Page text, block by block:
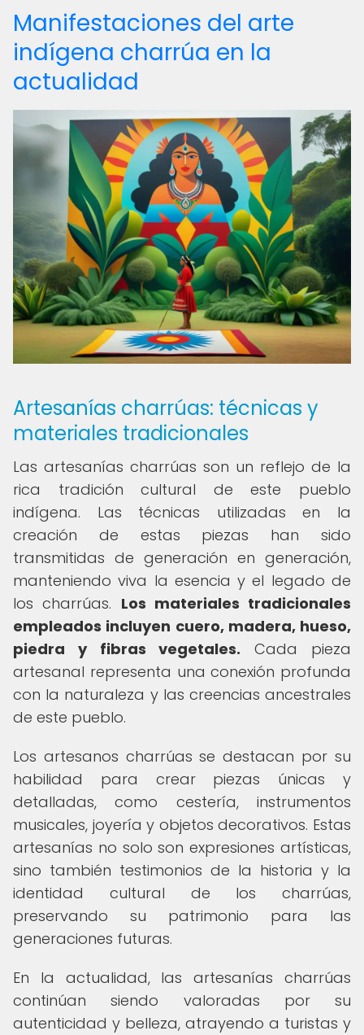
Manifestaciones del arte
indígena charrúa en la
actualidad
Artesanías charrúas: técnicas y
materiales tradicionales
Las artesanías charrúas son un reflejo de la
rica tradición cultural de este pueblo
indígena. Las técnicas utilizadas en la
creación de estas piezas han sido
transmitidas de generación en generación,
manteniendo viva la esencia y el legado de
los charrúas. Los materiales tradicionales
empleados incluyen cuero, madera, hueso,
piedra y fibras vegetales. Cada pieza
artesanal representa una conexión profunda
con la naturaleza y las creencias ancestrales
de este pueblo.
Los artesanos charrúas se destacan por su
habilidad para crear piezas únicas y
detalladas, como cestería, instrumentos
musicales, joyería y objetos decorativos. Estas
artesanías no solo son expresiones artísticas,
sino también testimonios de la historia y la
identidad cultural de los charrúas,
preservando su patrimonio para las
generaciones futuras.
En la actualidad, las artesanías charrúas
continúan siendo valoradas por su
autenticidad y belleza, atrayendo a turistas y